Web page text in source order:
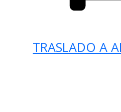
TRASLADO A